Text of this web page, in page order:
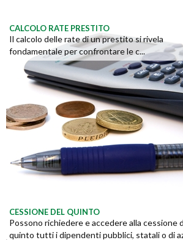
CALCOLO RATE PRESTITO
Il calcolo delle rate di un prestito si rivela
fondamentale per confrontare le c...
CESSIONE DEL QUINTO
Possono richiedere e accedere alla cessione
quinto tutti i dipendenti pubblici, statali o di